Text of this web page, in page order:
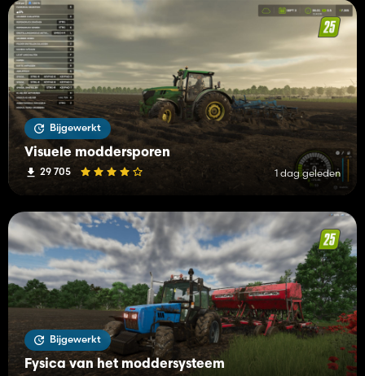
Bijgewerkt
Visuele moddersporen
29 705 1 dag geleden
Bijgewerkt
Fysica van het moddersysteem